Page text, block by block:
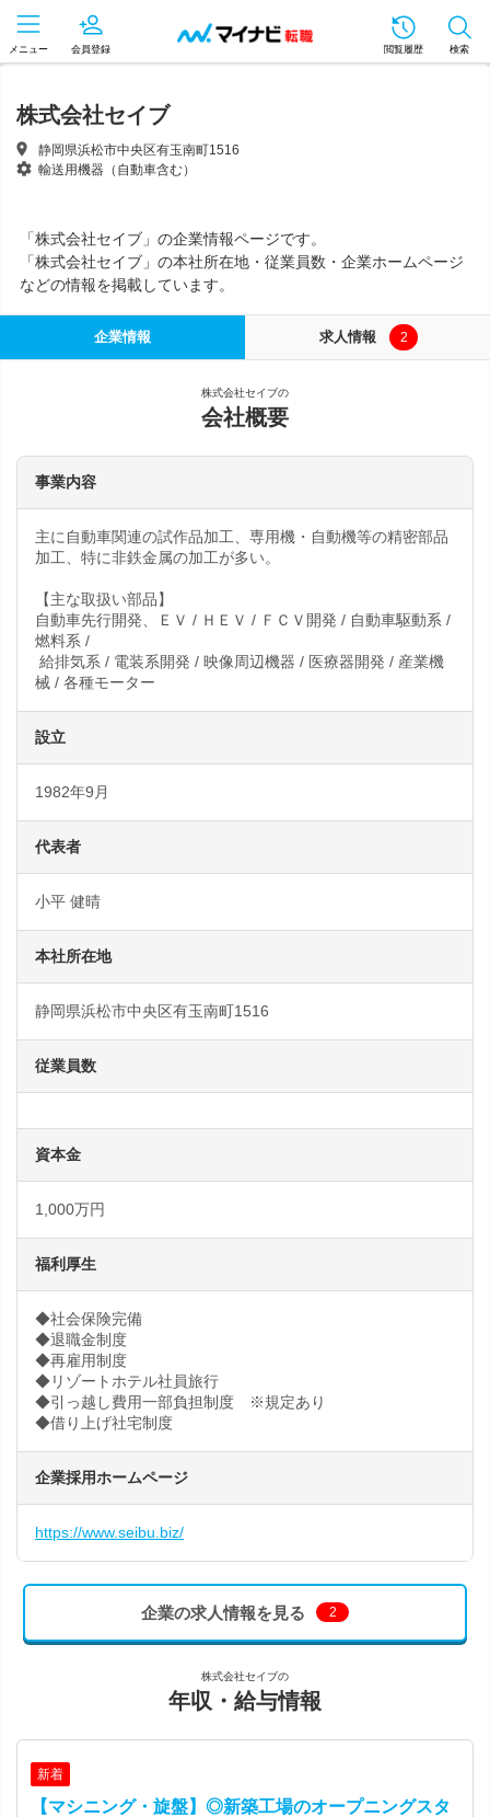
メニュー 会員登録 閲覧履歴 検索
株式会社セイブ
静岡県浜松市中央区有玉南町1516
輸送用機器（自動車含む）
「株式会社セイブ」の企業情報ページです。
「株式会社セイブ」の本社所在地・従業員数・企業ホームページ
などの情報を掲載しています。
企業情報 求人情報 2
株式会社セイブの
会社概要
事業内容
主に自動車関連の試作品加工、専用機・自動機等の精密部品
加工、特に非鉄金属の加工が多い。
【主な取扱い部品】
自動車先行開発、ＥＶ / ＨＥＶ / ＦＣＶ開発 / 自動車駆動系 /
燃料系 /
給排気系 / 電装系開発 / 映像周辺機器 / 医療器開発 / 産業機
械 / 各種モーター
設立
1982年9月
代表者
小平 健晴
本社所在地
静岡県浜松市中央区有玉南町1516
従業員数
資本金
1,000万円
福利厚生
◆社会保険完備
◆退職金制度
◆再雇用制度
◆リゾートホテル社員旅行
◆引っ越し費用一部負担制度 ※規定あり
◆借り上げ社宅制度
企業採用ホームページ
https://www.seibu.biz/
企業の求人情報を見る 2
株式会社セイブの
年収・給与情報
新着
【マシニング・旋盤】◎新築工場のオープニングスタ